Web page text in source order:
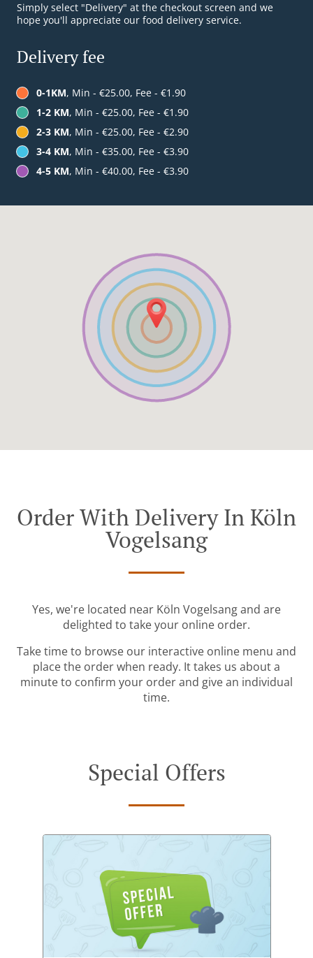
Simply select "Delivery" at the checkout screen and we
hope you'll appreciate our food delivery service.
Delivery fee
0-1KM, Min - €25.00, Fee - €1.90
1-2 KM, Min - €25.00, Fee - €1.90
2-3 KM, Min - €25.00, Fee - €2.90
3-4 KM, Min - €35.00, Fee - €3.90
4-5 KM, Min - €40.00, Fee - €3.90
Order With Delivery In Köln
Vogelsang
Yes, we're located near Köln Vogelsang and are
delighted to take your online order.
Take time to browse our interactive online menu and
place the order when ready. It takes us about a
minute to confirm your order and give an individual
time.
Special Offers